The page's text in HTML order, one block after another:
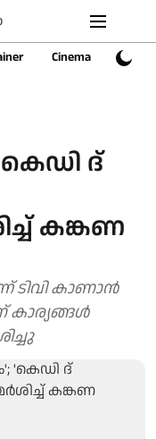
Cinema Sports
ദ്
കങ്കണ
ടിവി കാണാൻ
കാര്യങ്ങൾ